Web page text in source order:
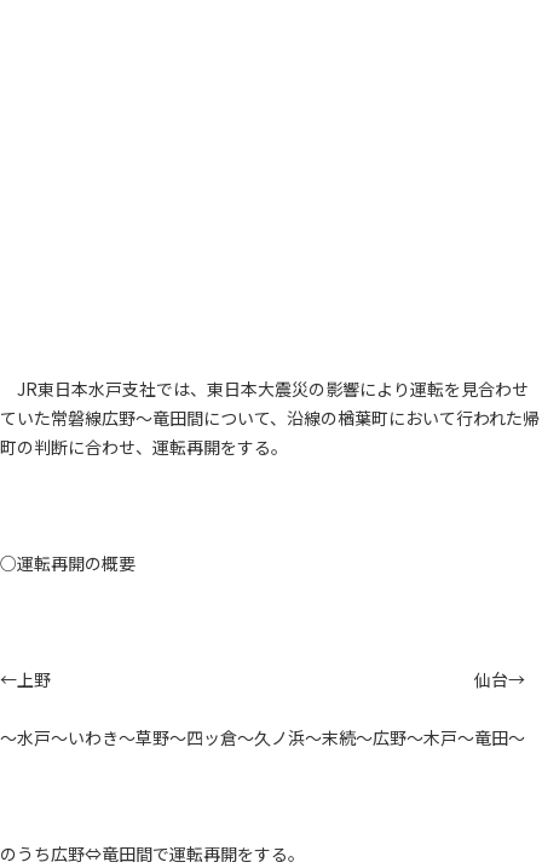
JR東日本水戸支社では、東日本大震災の影響により運転を見合わせ
ていた常磐線広野～竜田間について、沿線の楢葉町において行われた帰
町の判断に合わせ、運転再開をする。
○運転再開の概要
←上野 仙台→
～水戸～いわき～草野～四ッ倉～久ノ浜～末続～広野～木戸～竜田～
のうち広野⇔竜田間で運転再開をする。